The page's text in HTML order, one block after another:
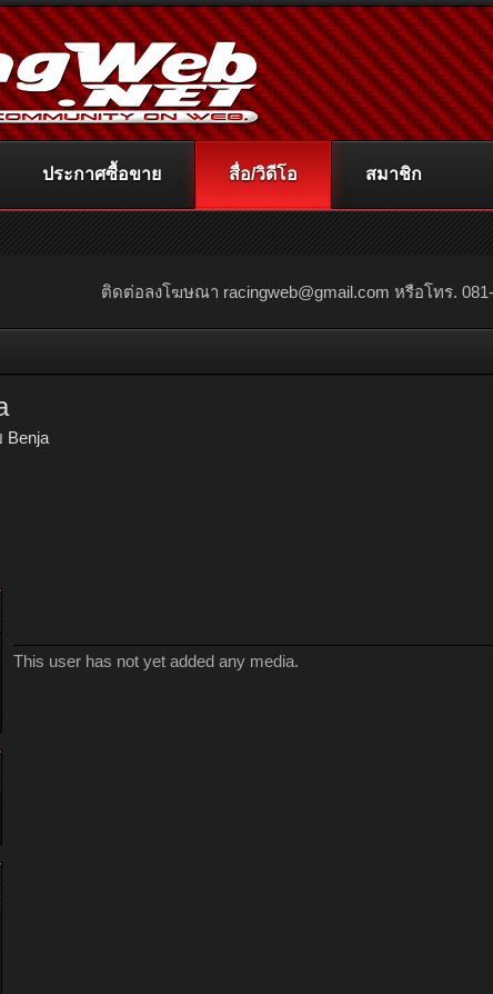
ติดต่อลงโฆษณา racingweb@gmail.com หรือโทร.
This user has not yet added any media.
ประกาศซื้อขาย สื่อ/วิดีโอ สมาชิก